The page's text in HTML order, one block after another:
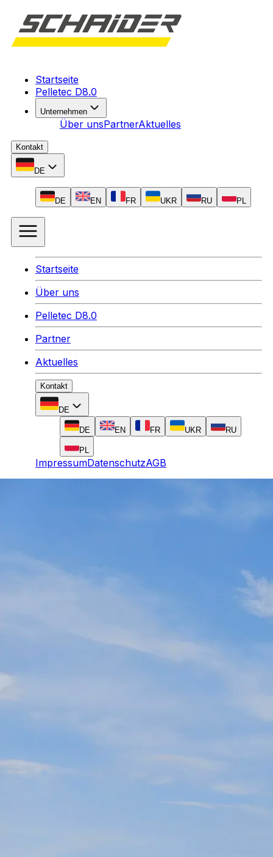
Startseite
Pelletec D8.0
Unternehmen
Über unsPartnerAktuelles
Kontakt
DE
DE EN FR UKR RU PL
Startseite
Über uns
Pelletec D8.0
Partner
Aktuelles
Kontakt
DE
DE EN FR UKR RU
PL
ImpressumDatenschutzAGB